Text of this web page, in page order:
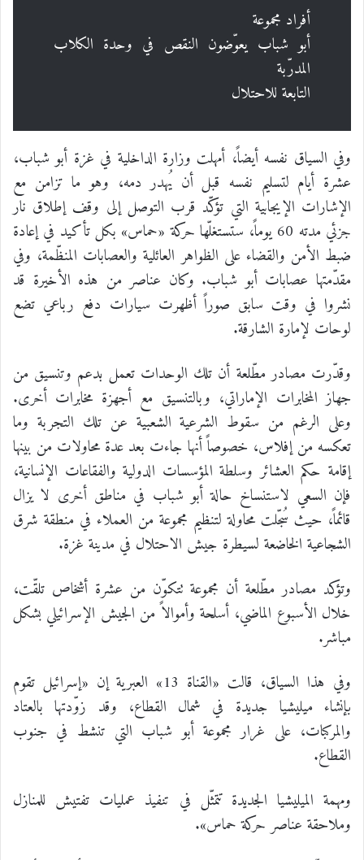
أفراد مجموعة
أبو شباب يعوّضون النقص في وحدة الكلاب
المدرّبة
التابعة للاحتلال
وفي السياق نفسه أيضاً، أمهلت وزارة الداخلية في غزة أبو شباب،
عشرة أيام لتسليم نفسه قبل أن يُهدر دمه، وهو ما تزامن مع
الإشارات الإيجابية التي تؤكّد قرب التوصل إلى وقف إطلاق نار
جزئي مدته 60 يوماً، ستستغلّها حركة «حماس» بكل تأكيد في إعادة
ضبط الأمن والقضاء على الظواهر العائلية والعصابات المنظّمة، وفي
مقدّمتها عصابات أبو شباب. وكان عناصر من هذه الأخيرة قد
نشروا في وقت سابق صوراً أظهرت سيارات دفع رباعي تضع
لوحات لإمارة الشارقة.
وقدّرت مصادر مطّلعة أن تلك الوحدات تعمل بدعم وتنسيق من
جهاز المخابرات الإماراتي، وبالتنسيق مع أجهزة مخابرات أخرى.
وعلى الرغم من سقوط الشرعية الشعبية عن تلك التجربة وما
تعكسه من إفلاس، خصوصاً أنها جاءت بعد عدة محاولات من بينها
إقامة حكم العشائر وسلطة المؤسسات الدولية والفقاعات الإنسانية،
فإن السعي لاستنساخ حالة أبو شباب في مناطق أخرى لا يزال
قائماً، حيث سُجّلت محاولة لتنظيم مجموعة من العملاء في منطقة شرق
الشجاعية الخاضعة لسيطرة جيش الاحتلال في مدينة غزة.
وتؤكد مصادر مطّلعة أن مجموعة تتكوّن من عشرة أشخاص تلقّت،
خلال الأسبوع الماضي، أسلحة وأموالاً من الجيش الإسرائيلي بشكل
مباشر.
وفي هذا السياق، قالت «القناة 13» العبرية إن «‏إسرائيل تقوم
بإنشاء ميليشيا جديدة في شمال القطاع، وقد زوّدتها بالعتاد
والمركبات، على غرار مجموعة أبو شباب التي تنشط في جنوب
القطاع.
ومهمة الميليشيا الجديدة تتمثّل في تنفيذ عمليات تفتيش للمنازل
وملاحقة عناصر حركة حماس».